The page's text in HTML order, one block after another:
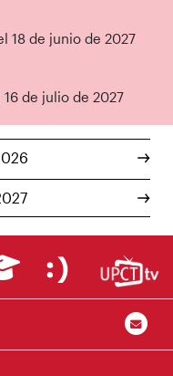
18 de junio de 2027
de julio de 2027